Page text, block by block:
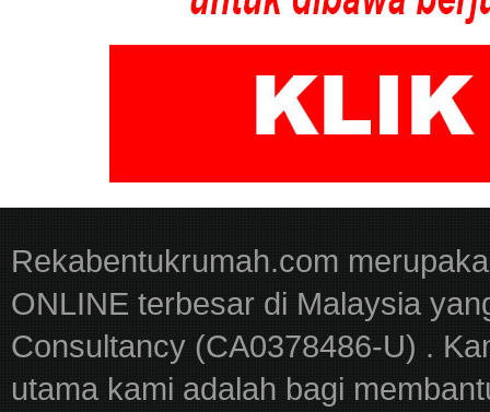
Rekabentukrumah.com
ONLINE terbesar di Malaysia
Consultancy (CA0378486-U) .
utama kami adalah bagi